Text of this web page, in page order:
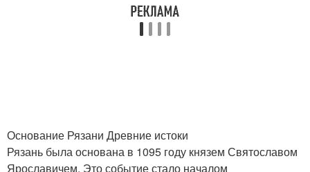
Основание Рязани Древние истоки
Рязань была основана в 1095 году князем Святославом
Ярославичем. Это событие стало началом